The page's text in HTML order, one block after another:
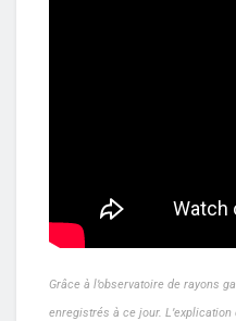
Grâce à l’observatoire de rayons
enregistrés à ce jour.